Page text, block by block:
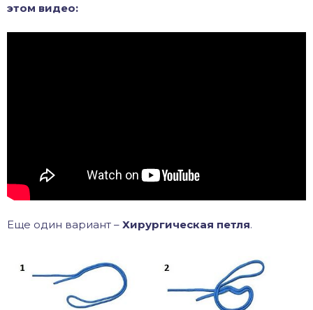
этом видео:
Еще один вариант – Хирургическая петля.